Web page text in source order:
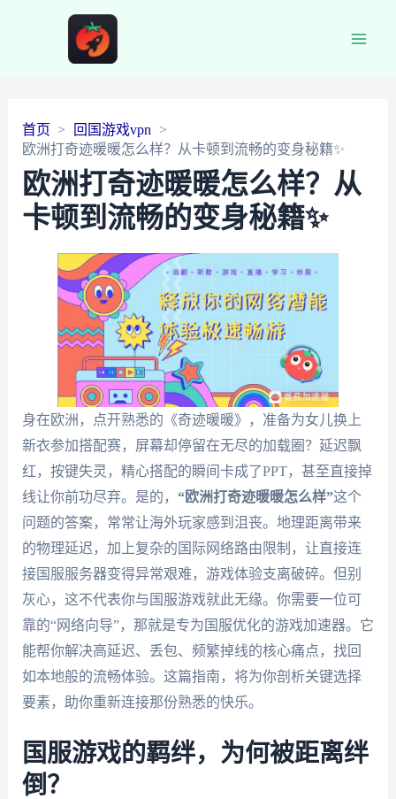
首页
回国游戏vpn
欧洲打奇迹暖暖怎么样？从卡顿到流畅的变身秘籍✨
欧洲打奇迹暖暖怎么样？从
卡顿到流畅的变身秘籍✨
身在欧洲，点开熟悉的《奇迹暖暖》，准备为女儿换上
新衣参加搭配赛，屏幕却停留在无尽的加载圈？延迟飘
红，按键失灵，精心搭配的瞬间卡成了PPT，甚至直接掉
线让你前功尽弃。是的， “欧洲打奇迹暖暖怎么样”这个
问题的答案，常常让海外玩家感到沮丧。地理距离带来
的物理延迟，加上复杂的国际网络路由限制，让直接连
接国服服务器变得异常艰难，游戏体验支离破碎。但别
灰心，这不代表你与国服游戏就此无缘。你需要一位可
靠的“网络向导”，那就是专为国服优化的游戏加速器。它
能帮你解决高延迟、丢包、频繁掉线的核心痛点，找回
如本地般的流畅体验。这篇指南，将为你剖析关键选择
要素，助你重新连接那份熟悉的快乐。
国服游戏的羁绊，为何被距离绊
倒？